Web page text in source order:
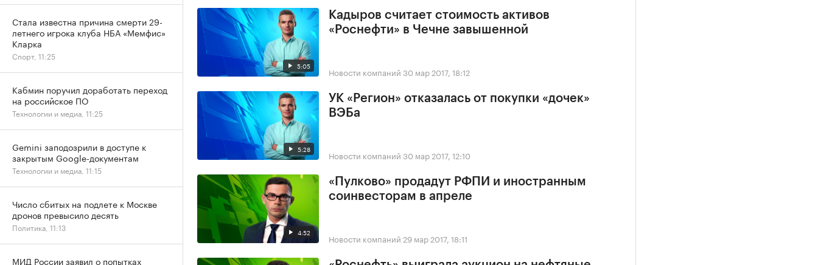
5:05
Кадыров считает стоимость активов
«Роснефти» в Чечне завышенной
Новости компаний 30 мар 2017, 18:12
5:28
УК «Регион» отказалась от покупки «дочек»
ВЭБа
Новости компаний 30 мар 2017, 12:10
4:52
«Пулково» продадут РФПИ и иностранным
соинвесторам в апреле
Новости компаний 29 мар 2017, 18:11
Стала известна причина смерти 29-
летнего игрока клуба НБА «Мемфис»
Кларка
Спорт, 11:25
Кабмин поручил доработать переход
на российское ПО
Технологии и медиа, 11:25
Gemini заподозрили в доступе к
закрытым Google-документам
Технологии и медиа, 11:15
Число сбитых на подлете к Москве
дронов превысило десять
Политика, 11:13
МИД России заявил о попытках